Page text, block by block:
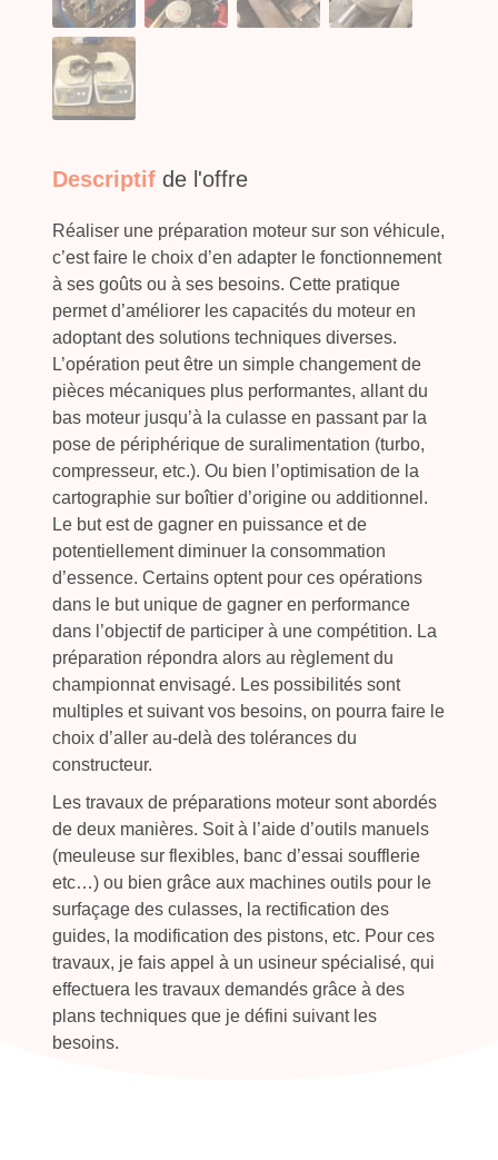
Descriptif de l'offre
Réaliser une préparation moteur sur son véhicule,
c’est faire le choix d’en adapter le fonctionnement
à ses goûts ou à ses besoins. Cette pratique
permet d’améliorer les capacités du moteur en
adoptant des solutions techniques diverses.
L’opération peut être un simple changement de
pièces mécaniques plus performantes, allant du
bas moteur jusqu’à la culasse en passant par la
pose de périphérique de suralimentation (turbo,
compresseur, etc.). Ou bien l’optimisation de la
cartographie sur boîtier d’origine ou additionnel.
Le but est de gagner en puissance et de
potentiellement diminuer la consommation
d’essence. Certains optent pour ces opérations
dans le but unique de gagner en performance
dans l’objectif de participer à une compétition. La
préparation répondra alors au règlement du
championnat envisagé. Les possibilités sont
multiples et suivant vos besoins, on pourra faire le
choix d’aller au-delà des tolérances du
constructeur.
Les travaux de préparations moteur sont abordés
de deux manières. Soit à l’aide d’outils manuels
(meuleuse sur flexibles, banc d’essai soufflerie
etc…) ou bien grâce aux machines outils pour le
surfaçage des culasses, la rectification des
guides, la modification des pistons, etc. Pour ces
travaux, je fais appel à un usineur spécialisé, qui
effectuera les travaux demandés grâce à des
plans techniques que je défini suivant les
besoins.